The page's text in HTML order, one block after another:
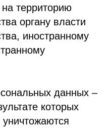
территорию
органу власти
иностранному
данных –
которых